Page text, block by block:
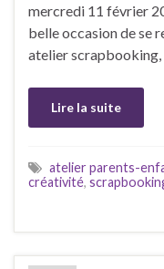
mercredi 11 février
belle occasion de se
atelier scrapbooking,
Lire la suite
atelier parents-
créativité,